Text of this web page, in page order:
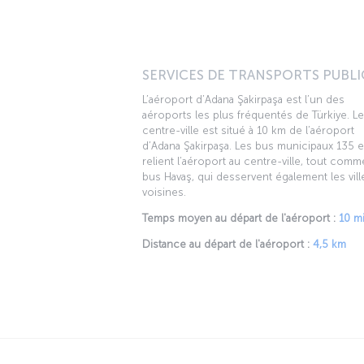
SERVICES DE TRANSPORTS
L’aéroport d’Adana Şakirpaşa est l’un des
aéroports les plus fréquentés de Türkiye. Le
centre-ville est situé à 10 km de l’aéroport
d’Adana Şakirpaşa. Les bus municipaux 135
relient l’aéroport au centre-ville, tout
bus Havaş, qui desservent également les
voisines.
Temps moyen au départ de l'aéroport : 10
Distance au départ de l'aéroport : 4,5 km